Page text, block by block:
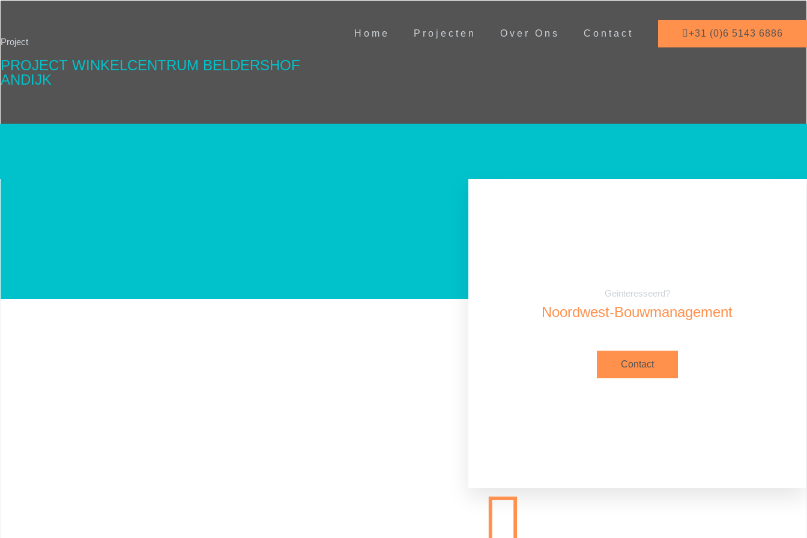
Home Projecten Over Ons Contact
+31 (0)6 5143 6886
Project
PROJECT WINKELCENTRUM BELDERSHOF
ANDIJK
Geinteresseerd?
Noordwest-Bouwmanagement
Contact